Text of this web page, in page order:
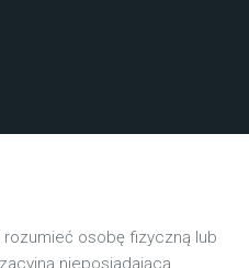
osobę fizyczną lub
nieposiadającą